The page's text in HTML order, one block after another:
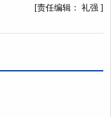
[责任编辑： 礼强 ]